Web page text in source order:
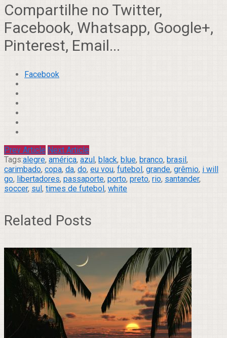
Compartilhe no Twitter,
Facebook, Whatsapp, Google+,
Pinterest, Email...
Facebook
Prev Article Next Article
Tags:alegre, américa, azul, black, blue, branco, brasil,
carimbado, copa, da, do, eu vou, futebol, grande, grêmio, i will
go, libertadores, passaporte, porto, preto, rio, santander,
soccer, sul, times de futebol, white
Related Posts